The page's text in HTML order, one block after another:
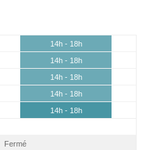
14h - 18h
14h - 18h
14h - 18h
14h - 18h
14h - 18h
Fermé